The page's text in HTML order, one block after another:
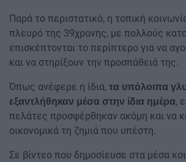
Παρά το περιστατικό, η τοπική
πλευρό της 39χρονης, με πολλούς
επισκέπτονται το περίπτερο για να
και να στηρίξουν την προσπάθειά της.
Όπως ανέφερε η ίδια, τα υπόλοιπα
εξαντλήθηκαν μέσα στην ίδια ημέρα,
πελάτες προσφέρθηκαν ακόμη και να
οικονομικά τη ζημιά που υπέστη.
Σε βίντεο που δημοσίευσε στα μέσα